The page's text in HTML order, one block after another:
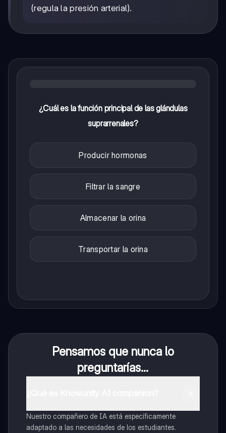
(regula la presión arterial).
¿Cuál es la función principal de las glándulas
suprarrenales?
Producir hormonas
Filtrar la sangre
Almacenar la orina
Transportar la orina
Pensamos que nunca lo
preguntarías...
Nuestro compañero de IA está específicamente
adaptado a las necesidades de los estudiantes.